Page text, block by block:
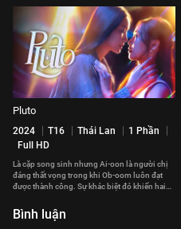
Pluto
2024 T16 Thái Lan
1 Phần
Full HD
Là cặp song sinh nhưng Ai-oon là người chị
đáng thất vọng trong khi Ob-oom luôn đạt
được thành công. Sự khác biệt đó khiến hai
Bình luận